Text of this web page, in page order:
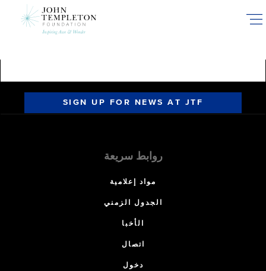
SIGN UP FOR NEWS AT JTF
روابط سريعة
مواد إعلامية
الجدول الزمني
الأخبا
اتصال
دخول